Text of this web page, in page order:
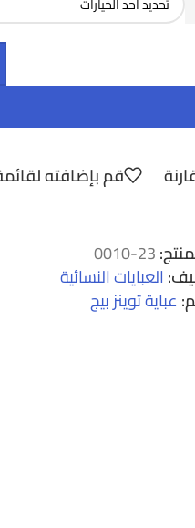
قم بإضافته
23-0010
العبايات النسائية
عباية توينز بيج